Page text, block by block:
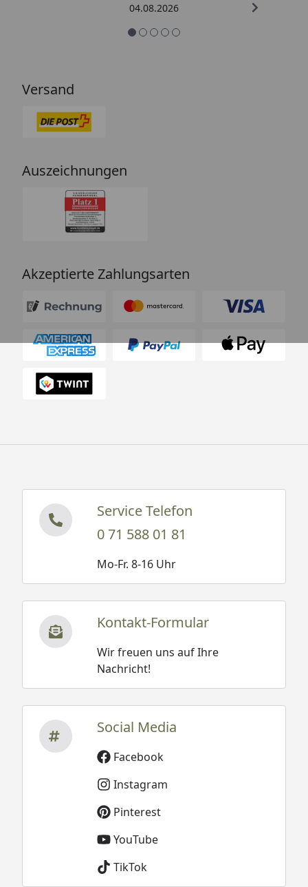
04.08.2026
Versand
Auszeichnungen
Akzeptierte Zahlungsarten
Service Telefon
0 71 588 01 81
Mo-Fr. 8-16 Uhr
Kontakt-Formular
Wir freuen uns auf Ihre
Nachricht!
Social Media
Facebook
Instagram
Pinterest
YouTube
TikTok